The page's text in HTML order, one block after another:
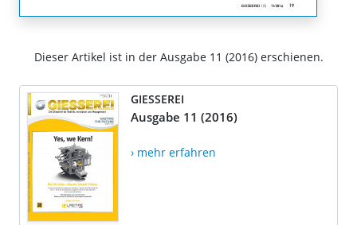
Dieser Artikel ist in der Ausgabe 11 (2016) erschienen.
GIESSEREI
Ausgabe 11 (2016)
› mehr erfahren